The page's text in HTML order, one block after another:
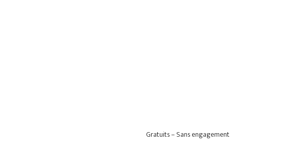
Gratuits – Sans engagement